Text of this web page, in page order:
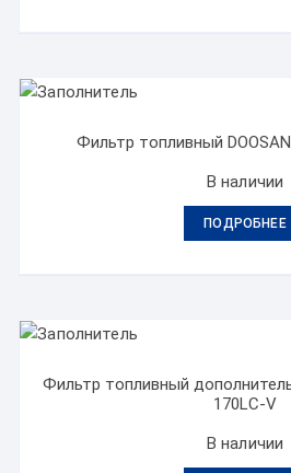
Фильтр топливный
В наличии
ПОДРОБНЕЕ
Фильтр топливный
170LC-V
В наличии